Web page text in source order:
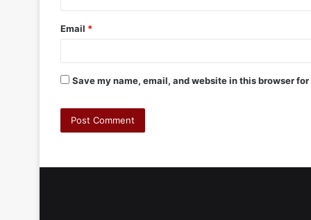
Email *
Save my name, email, and website in this browser